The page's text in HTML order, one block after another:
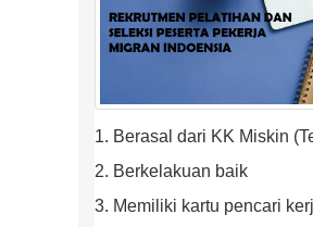
1. Berasal dari KK Miskin
2. Berkelakuan baik
3. Memiliki kartu pencari